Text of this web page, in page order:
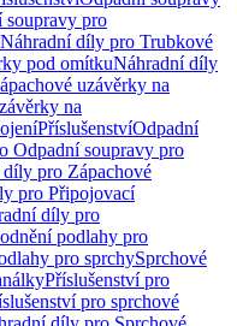
soupravy pro
Náhradní díly pro Trubkové
pod omítkuNáhradní díly
uzávěrky na
na
PříslušenstvíOdpadní
Odpadní soupravy pro
pro Zápachové
pro Připojovací
díly pro
podlahy pro
pro sprchySprchové
Příslušenství pro
pro sprchové